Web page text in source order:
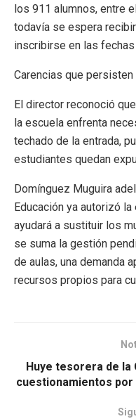
los 911 alumnos, entre
todavía se espera
inscribirse en las
Carencias que persisten
El director reconoció
la escuela enfrenta
techado de la entrada,
estudiantes quedan
Domínguez Muguira
Educación ya autorizó
ayudará a sustituir los
se suma la gestión
de aulas, una demanda
recursos propios para
Huye tesorera de la
cuestionamientos